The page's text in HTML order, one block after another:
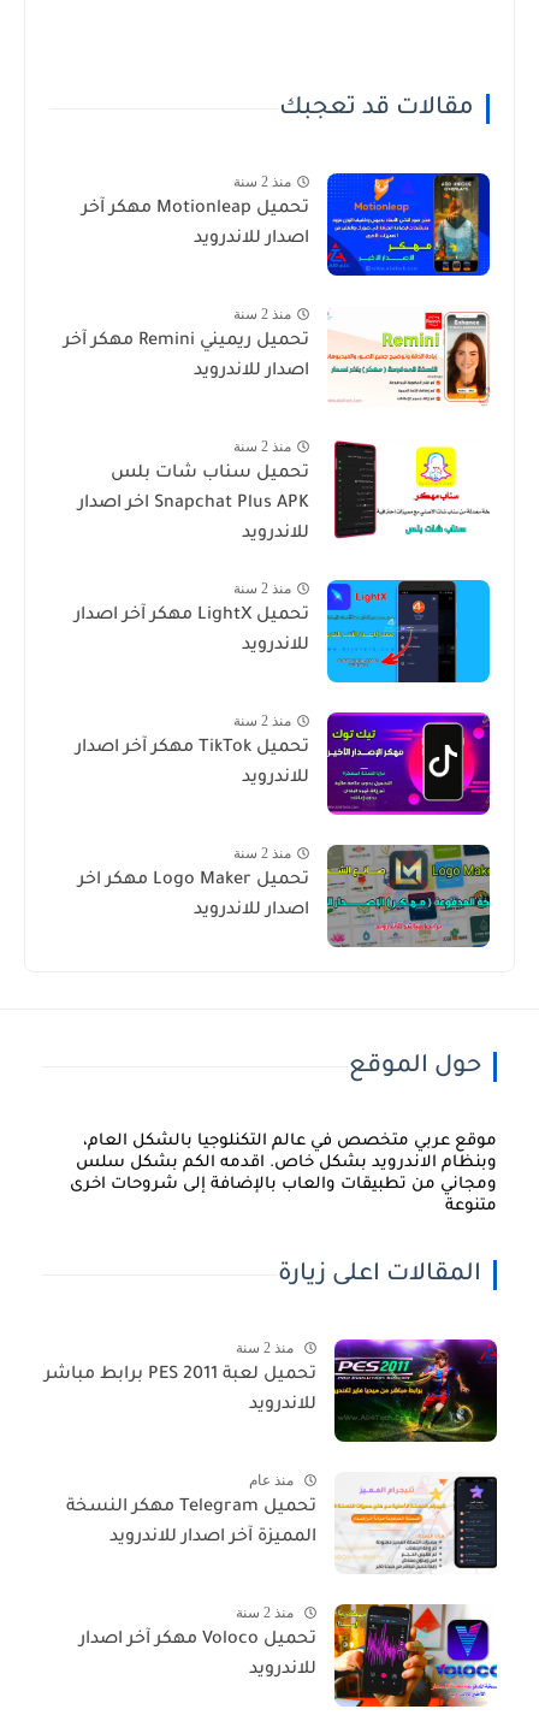
مقالات قد تعجبك
منذ 2 سنة
تحميل Motionleap مهكر آخر
اصدار للاندرويد
منذ 2 سنة
تحميل ريميني Remini مهكر آخر
اصدار للاندرويد
منذ 2 سنة
تحميل سناب شات بلس
Snapchat Plus APK اخر اصدار
للاندرويد
منذ 2 سنة
تحميل LightX مهكر آخر اصدار
للاندرويد
منذ 2 سنة
تحميل TikTok مهكر آخر اصدار
للاندرويد
منذ 2 سنة
تحميل Logo Maker مهكر اخر
اصدار للاندرويد
حول الموقع
موقع عربي متخصص في عالم التكنلوجيا بالشكل العام،
وبنظام الاندرويد بشكل خاص. اقدمه الكم بشكل سلس
ومجاني من تطبيقات والعاب بالإضافة إلى شروحات اخرى
متنوعة
المقالات اعلى زيارة
منذ 2 سنة
تحميل لعبة PES 2011 برابط مباشر
للاندرويد
منذ عام
تحميل Telegram مهكر النسخة
المميزة آخر اصدار للاندرويد
منذ 2 سنة
تحميل Voloco مهكر آخر اصدار
للاندرويد